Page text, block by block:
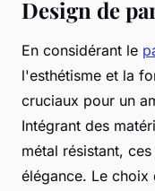
Design de
En considérant le
l'esthétisme et la
cruciaux pour un
Intégrant des
métal résistant,
élégance. Le choix